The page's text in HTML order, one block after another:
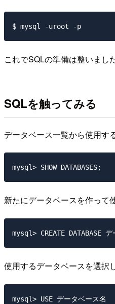
これでSQLの準備は整いました
SQLを触ってみる
データベース一覧から使用す
新たにデータベースを作って
使用するデータベースを選択